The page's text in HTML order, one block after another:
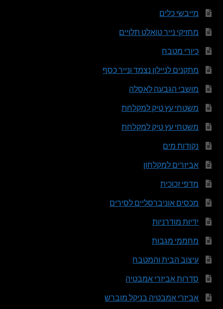
מייבשי כלים
מחזיקי נייר טואלט תלויים
כיורי מטבח
מתקנים לניילון נצמד ונייר כסף
מושבי הגבעה לאסלה
משטחי עץ טיק למקלחת
משטחי עץ טיק למקלחת
נקודות מים
אביזרים למקלחון
מדפי זכוכית
מכסים אוניברסליים לסירים
ידיות מודרניות
מחממי מגבות
עיצוב הבית והמטבח
סדרות אביזרי אמבטיה
אביזרי אמבטיה בניקל מוברש